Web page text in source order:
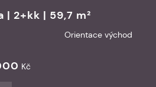
| 2+kk | 59,7 m²
Orientace východ
Kč